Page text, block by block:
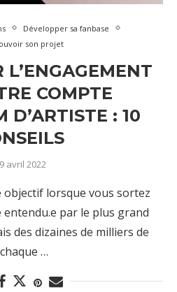
Développer sa fanbase
son projet
COMPTE
D’ARTISTE : 10
avril 2022
objectif lorsque vous sortez
entendu.e par le plus grand
des dizaines de milliers de
…